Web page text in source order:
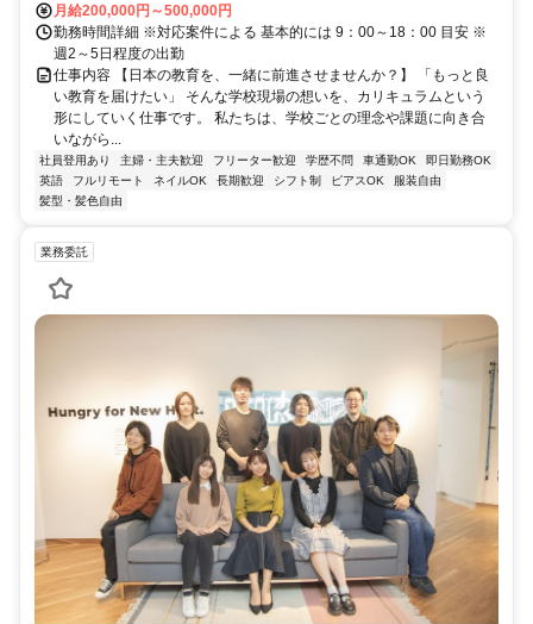
月給200,000円～500,000円
勤務時間詳細 ※対応案件による 基本的には 9：00～18：00 目安 ※
週2～5日程度の出勤
仕事内容 【日本の教育を、一緒に前進させませんか？】 「もっと良
い教育を届けたい」 そんな学校現場の想いを、カリキュラムという
形にしていく仕事です。 私たちは、学校ごとの理念や課題に向き合
いながら...
社員登用あり 主婦・主夫歓迎 フリーター歓迎 学歴不問 車通勤OK
即日勤務OK
英語
フルリモート ネイルOK 長期歓迎 シフト制 ピアスOK
服装自由
髪型・髪色自由
業務委託